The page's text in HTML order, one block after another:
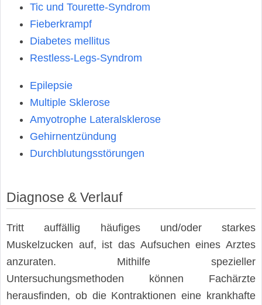
Tic und Tourette-Syndrom
Fieberkrampf
Diabetes mellitus
Restless-Legs-Syndrom
Epilepsie
Multiple Sklerose
Amyotrophe Lateralsklerose
Gehirnentzündung
Durchblutungsstörungen
Diagnose & Verlauf
Tritt auffällig häufiges und/oder starkes
Muskelzucken auf, ist das Aufsuchen eines Arztes
anzuraten. Mithilfe spezieller
Untersuchungsmethoden können Fachärzte
herausfinden, ob die Kontraktionen eine krankhafte